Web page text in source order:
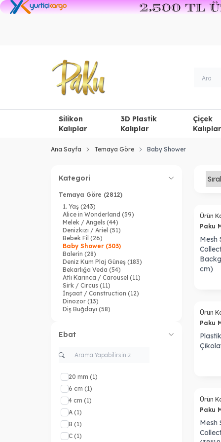
Silikon
Kalıplar
3D Plastik
Kalıplar
Çiçek
Ana Sayfa Temaya Göre Baby Shower
Kategori
Temaya Göre (2812)
1. Yaş (243)
Alice in Wonderland (59)
Melek / Angels (44)
Denizkızı / Ariel (51)
Bebek Fil (26)
Baby Shower (303)
Balerin (28)
Deniz Kum Plaj Güneş (183)
Bekarlığa Veda (54)
Atlı Karınca / Carousel (11)
Sirk / Circus (11)
İnşaat / Construction (12)
Dinozor (13)
Diş Buğdayı (58)
Çiftlik / Farmhouse
Taş Devri / Flintstones(9)
Kız mı / Erkek mi ? / Gender Reveal
(62)
Cadılar Bayramı / Halloween
Kına / Henna
Uçan Balon / Hot Air Baloon
Dondurma Havuz Partisi / Icecream
(119)
Kamp
Kovboy
Ebat
20 mm (1)
6 cm (1)
4 cm (1)
A (1)
B (1)
C (1)
Ürün
Paku
Mesh
cm)
Ürün
Paku
Ürün
Paku
Mesh